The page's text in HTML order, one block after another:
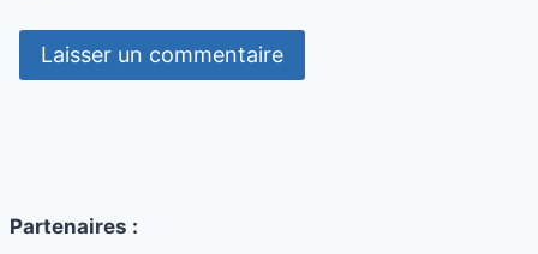
Partenaires :